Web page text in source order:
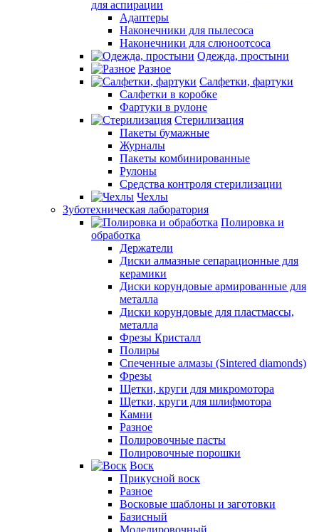
для аспирации
Адаптеры
Наконечники для пылесоса
Наконечники для слюноотсоса
Одежда, простыни
Разное
Салфетки, фартуки
Салфетки в коробке
Фартуки в рулоне
Стерилизация
Пакеты бумажные
Журналы
Пакеты комбинированные
Рулоны
Средства контроля стерилизации
Чехлы
Зуботехническая лаборатория
Полировка и
обработка
Держатели
Диски алмазные сепарационные для
керамики
Диски корундовые армированные для
металла
Диски корундовые для пластмассы,
металла
Фрезы Кристалл
Полиры
Спеченные алмазы (Sintered diamonds)
Фрезы
Щетки, круги для микромотора
Щетки, круги для шлифмотора
Камни
Разное
Полировочные пасты
Полировочные порошки
Воск
Прикусной воск
Разное
Восковые шаблоны и заготовки
Базисный
Моделировочный